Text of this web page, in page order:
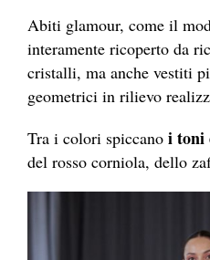
Abiti glamour, come il
interamente ricoperto da
cristalli, ma anche vestiti
geometrici in rilievo
Tra i colori spiccano i toni
del rosso corniola, dello